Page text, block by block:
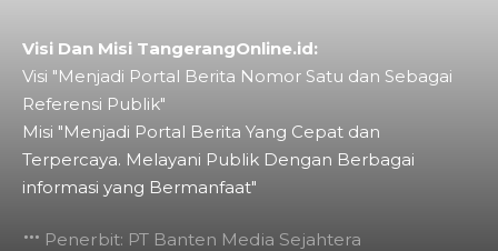
Visi Dan Misi TangerangOnline.id:
Visi "Menjadi Portal Berita Nomor Satu dan Sebagai
Referensi Publik"
Misi "Menjadi Portal Berita Yang Cepat dan
Terpercaya. Melayani Publik Dengan Berbagai
informasi yang Bermanfaat"
Penerbit: PT Banten Media Sejahtera